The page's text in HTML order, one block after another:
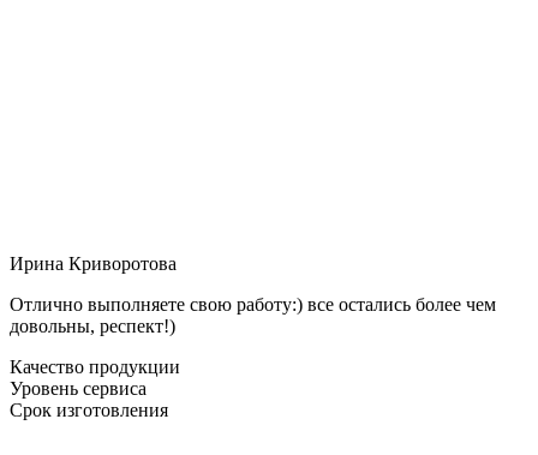
Ирина Криворотова
Отлично выполняете свою работу:) все остались более чем
довольны, респект!)
Качество продукции
Уровень сервиса
Срок изготовления